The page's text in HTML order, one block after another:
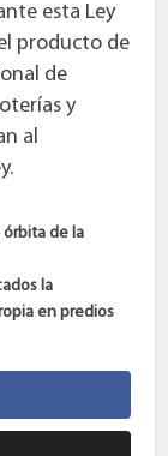
esta Ley
producto de
de
y
al
órbita de la
la
en predios